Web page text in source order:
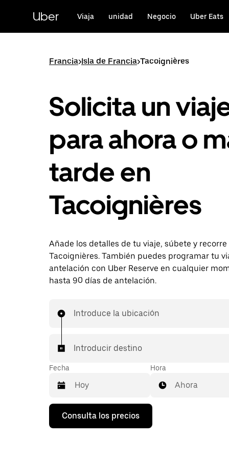
contenido
principal
Uber Viaja unidad Negocio Uber Eats
Francia>Isla de Francia>Tacoignières
Solicita un
para ahora o
tarde en
Tacoignières
Añade los detalles de tu viaje, súbete y recorre
Tacoignières. También puedes programar tu
antelación con Uber Reserve en cualquier
hasta 90 días de antelación.
Introduce la ubicación
Introducir destino
Fecha
Pulsa
flecha
Hora
Ahora
Consulta los precios